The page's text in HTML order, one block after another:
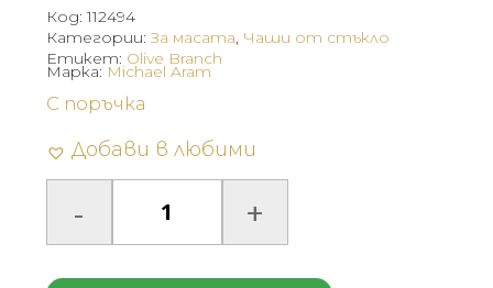
Код:112494
Категории:За масата, Чаши от стъкло
Етикет: Olive Branch
С поръчка
Добави в любими
Марка: Michael Aram